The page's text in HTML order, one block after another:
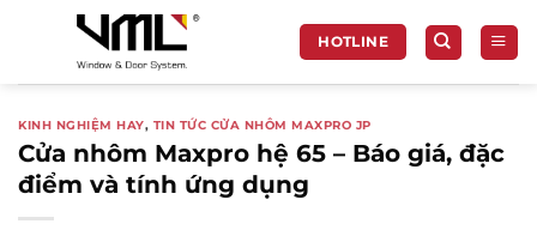
HOTLINE
KINH NGHIỆM HAY, TIN TỨC CỬA NHÔM MAXPRO JP
Cửa nhôm Maxpro hệ 65 – Báo giá, đặc
điểm và tính ứng dụng